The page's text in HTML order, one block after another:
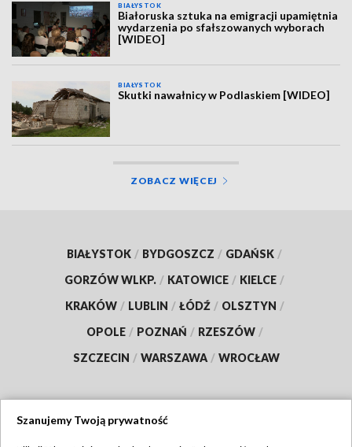
BIAŁYSTOK
Białoruska sztuka na emigracji upamiętnia
wydarzenia po sfałszowanych wyborach
[WIDEO]
BIAŁYSTOK
Skutki nawałnicy w Podlaskiem [WIDEO]
ZOBACZ WIĘCEJ
BIAŁYSTOK / BYDGOSZCZ / GDAŃSK /
GORZÓW WLKP. / KATOWICE / KIELCE /
KRAKÓW / LUBLIN / ŁÓDŹ / OLSZTYN /
OPOLE / POZNAŃ / RZESZÓW /
SZCZECIN / WARSZAWA / WROCŁAW
Szanujemy Twoją prywatność